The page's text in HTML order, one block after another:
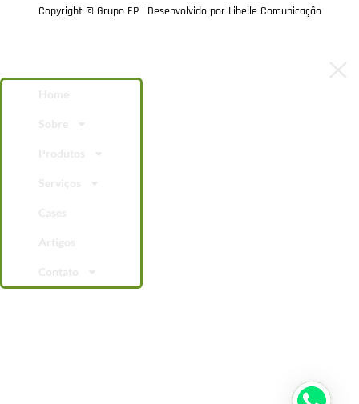
Copyright © Grupo EP | Desenvolvido por Libelle Comunicação